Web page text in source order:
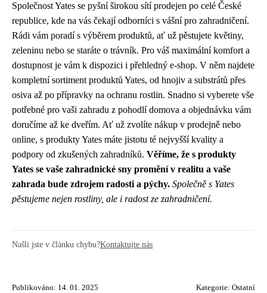
Společnost Yates se pyšní širokou sítí prodejen po celé České
republice, kde na vás čekají odborníci s vášní pro zahradničení.
Rádi vám poradí s výběrem produktů, ať už pěstujete květiny,
zeleninu nebo se staráte o trávník. Pro váš maximální komfort a
dostupnost je vám k dispozici i přehledný e-shop. V něm najdete
kompletní sortiment produktů Yates, od hnojiv a substrátů přes
osiva až po přípravky na ochranu rostlin. Snadno si vyberete vše
potřebné pro vaši zahradu z pohodlí domova a objednávku vám
doručíme až ke dveřím. Ať už zvolíte nákup v prodejně nebo
online, s produkty Yates máte jistotu té nejvyšší kvality a
podpory od zkušených zahradníků. Věříme, že s produkty
Yates se vaše zahradnické sny promění v realitu a vaše
zahrada bude zdrojem radosti a pýchy. Společně s Yates
pěstujeme nejen rostliny, ale i radost ze zahradničení.
Našli jste v článku chybu?Kontaktujte nás
Publikováno: 14. 01. 2025 Kategorie: Ostatní